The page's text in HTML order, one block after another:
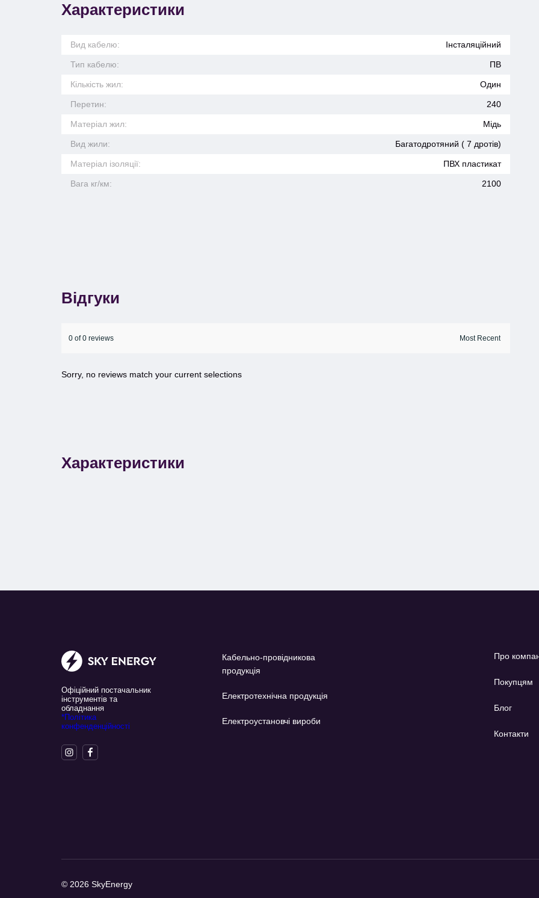
Характеристики
Вид кабелю: Інсталяційний
Тип кабелю: ПВ
Кількість жил: Один
Перетин: 240
Матеріал жил: Мідь
Вид жили: Багатодротяний ( 7 дротів)
Матеріал ізоляції: ПВХ пластикат
Вага кг/км: 2100
Відгуки
0 of 0 reviews
Sorry, no reviews match your current selections
Характеристики
Офіційний постачальник
інструментів та
обладнання
*Політика
конфенденційності
Кабельно-провідникова
продукція
Електротехнічна продукція
Електроустановчі вироби
Про
Покупцям
Блог
Контакти
© 2026 SkyEnergy